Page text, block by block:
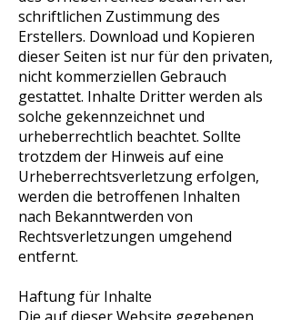
schriftlichen Zustimmung des
Erstellers. Download und Kopieren
dieser Seiten ist nur für den privaten,
nicht kommerziellen Gebrauch
gestattet. Inhalte Dritter werden als
solche gekennzeichnet und
urheberrechtlich beachtet. Sollte
trotzdem der Hinweis auf eine
Urheberrechtsverletzung erfolgen,
werden die betroffenen Inhalten
nach Bekanntwerden von
Rechtsverletzungen umgehend
entfernt.
Haftung für Inhalte